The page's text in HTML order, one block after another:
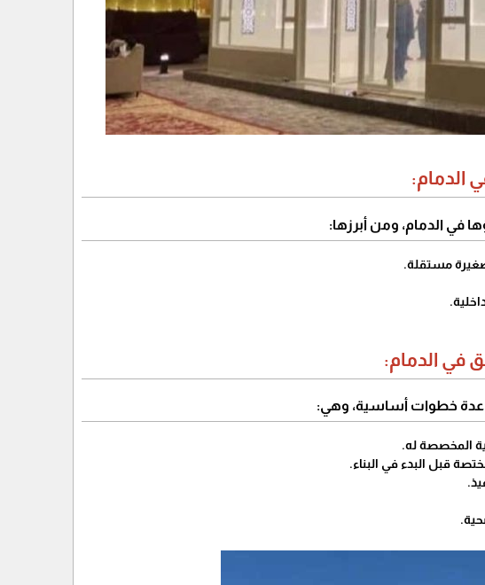
الدمام:
في الدمام، ومن أبرزها:
مستقلة.
في الدمام:
عدة خطوات أساسية، وهي:
المخصصة له.
قبل البدء في البناء.